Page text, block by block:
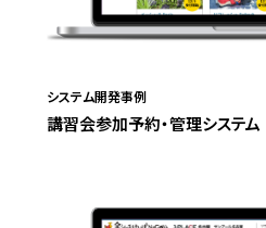
システム開発事例
講習会参加予約・管理システム